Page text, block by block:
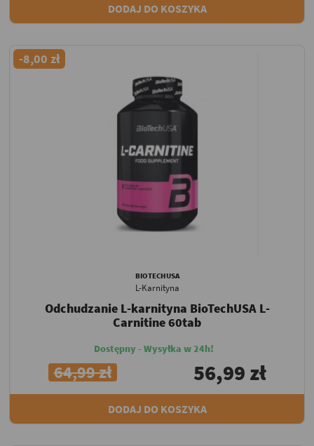
DODAJ DO KOSZYKA
-8,00 zł
BIOTECHUSA
L-Karnityna
Odchudzanie L-karnityna BioTechUSA L-
Carnitine 60tab
Dostępny - Wysyłka w 24h!
64,99 zł 56,99 zł
DODAJ DO KOSZYKA